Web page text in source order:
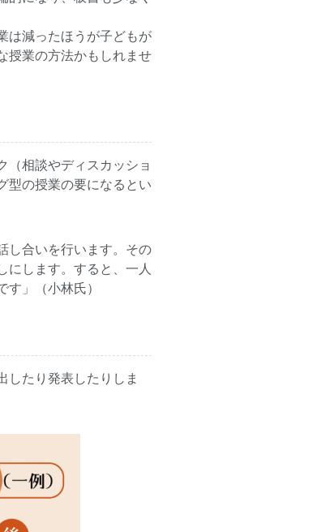
は減ったほうが子どもが
授業の方法かもしれませ
（相談やディスカッショ
型の授業の要になるとい
し合いを行います。その
にします。すると、一人
」（小林氏）
したり発表したりしま